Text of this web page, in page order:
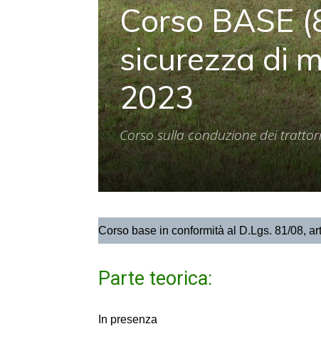
Corso BASE
sicurezza di
2023
Corso sulla conduzione dei
Corso base in conformità al D.Lgs. 81/08,
Parte teorica:
In presenza